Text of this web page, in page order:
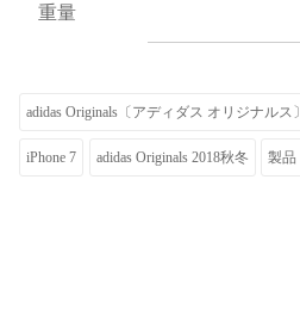
重量
adidas Originals〔アディダス オリジナルス〕
iPhone 7 adidas Originals 2018秋冬 製品